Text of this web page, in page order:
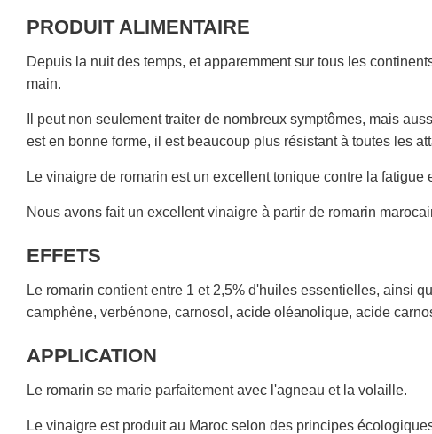
PRODUIT ALIMENTAIRE
Depuis la nuit des temps, et apparemment sur tous les
main.
Il peut non seulement traiter de nombreux symptômes, mais
est en bonne forme, il est beaucoup plus résistant à toutes les
Le vinaigre de romarin est un excellent tonique contre la
Nous avons fait un excellent vinaigre à partir de romarin
EFFETS
Le romarin contient entre 1 et 2,5% d'huiles essentielles, ainsi
camphène, verbénone, carnosol, acide oléanolique, acide
APPLICATION
Le romarin se marie parfaitement avec l'agneau et la volaille.
Le vinaigre est produit au Maroc selon des principes